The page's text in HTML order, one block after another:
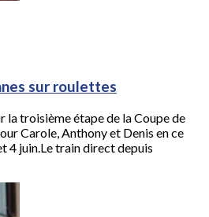
sur roulettes
troisième étape de la Coupe de
Carole, Anthony et Denis en ce
4 juin.Le train direct depuis